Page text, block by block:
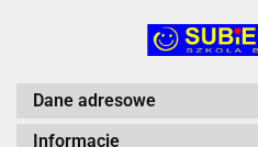
Dane adresowe
Informacje